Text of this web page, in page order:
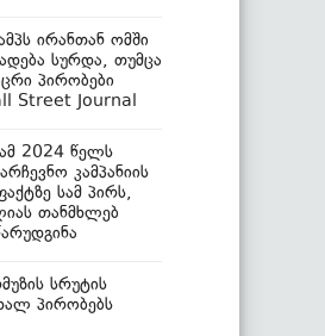
ირანთან ომში
სურდა, თუმცა
პირობები
Street Journal
2024 წელს
კამპანიის
სამ პირს,
თანმხლებ
სრუტის
პირობებს